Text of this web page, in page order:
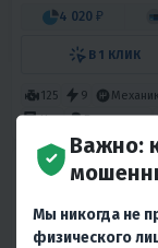
4 020 ₽
В 1 КЛИК
125 9
Нет
Воздушное
Важно:
Мы никогда не
физического